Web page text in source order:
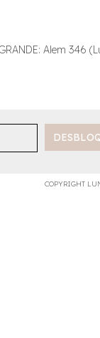
Alem 346
COPYRIGHT